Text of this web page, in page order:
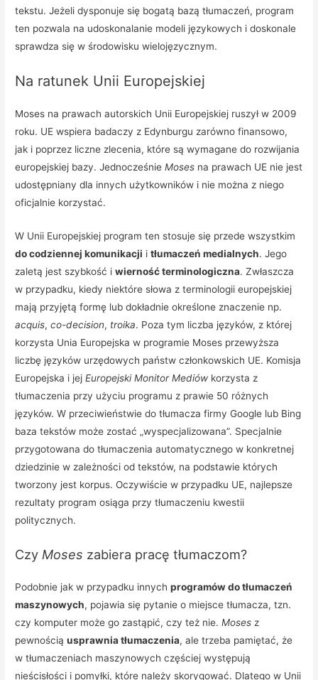
tekstu. Jeżeli dysponuje się bogatą bazą tłumaczeń, program
ten pozwala na udoskonalanie modeli językowych i doskonale
sprawdza się w środowisku wielojęzycznym.
Na ratunek Unii Europejskiej
Moses na prawach autorskich Unii Europejskiej ruszył w 2009
roku. UE wspiera badaczy z Edynburgu zarówno finansowo,
jak i poprzez liczne zlecenia, które są wymagane do rozwijania
europejskiej bazy. JednocześnieMoses na prawach UE nie jest
udostępniany dla innych użytkowników i nie można z niego
oficjalnie korzystać.
W Unii Europejskiej program ten stosuje się przede wszystkim
do codziennej komunikacji itłumaczeń medialnych. Jego
zaletą jest szybkość iwierność terminologiczna. Zwłaszcza
w przypadku, kiedy niektóre słowa z terminologii europejskiej
mają przyjętą formę lub dokładnie określone znaczenie np.
acquis,co-decision, troika. Poza tym liczba języków, z której
korzysta Unia Europejska w programie Moses przewyższa
liczbę języków urzędowych państw członkowskich UE. Komisja
Europejska i jejEuropejski Monitor Mediów korzysta z
tłumaczenia przy użyciu programu z prawie 50 różnych
języków. W przeciwieństwie do tłumacza firmy Google lub Bing
baza tekstów może zostać „wyspecjalizowana”. Specjalnie
przygotowana do tłumaczenia automatycznego w konkretnej
dziedzinie w zależności od tekstów, na podstawie których
tworzony jest korpus. Oczywiście w przypadku UE, najlepsze
rezultaty program osiąga przy tłumaczeniu kwestii
politycznych.
Czy Moses zabiera pracę tłumaczom?
Podobnie jak w przypadku innychprogramów do tłumaczeń
maszynowych, pojawia się pytanie o miejsce tłumacza, tzn.
czy komputer może go zastąpić, czy też nie.Moses z
pewnościąusprawnia tłumaczenia, ale trzeba pamiętać, że
w tłumaczeniach maszynowych częściej występują
nieścisłości i pomyłki, które należy skorygować. Dlatego w Unii